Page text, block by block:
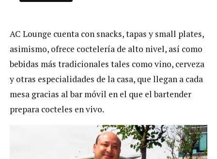
AC Lounge cuenta con snacks, tapas y small plates,
asimismo, ofrece coctelería de alto nivel, así como
bebidas más tradicionales tales como vino, cerveza
y otras especialidades de la casa, que llegan a cada
mesa gracias al bar móvil en el que el bartender
prepara cocteles en vivo.